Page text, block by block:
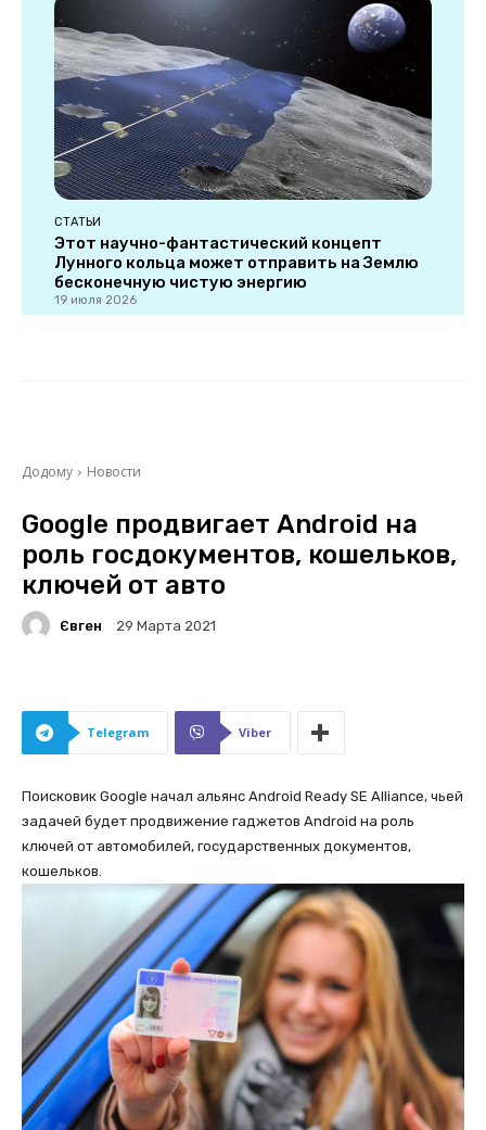
СТАТЬИ
Этот научно-фантастический концепт
Лунного кольца может отправить на Землю
бесконечную чистую энергию
19 июля 2026